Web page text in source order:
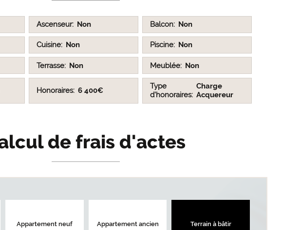
Ascenseur Non Balcon Non
Cuisine Non Piscine Non
Terrasse Non Meublée Non
Honoraires 6 400€
Type
d'honoraires
Charge
Acquereur
de frais d'actes
Appartement neuf Appartement ancien Terrain à bâtir